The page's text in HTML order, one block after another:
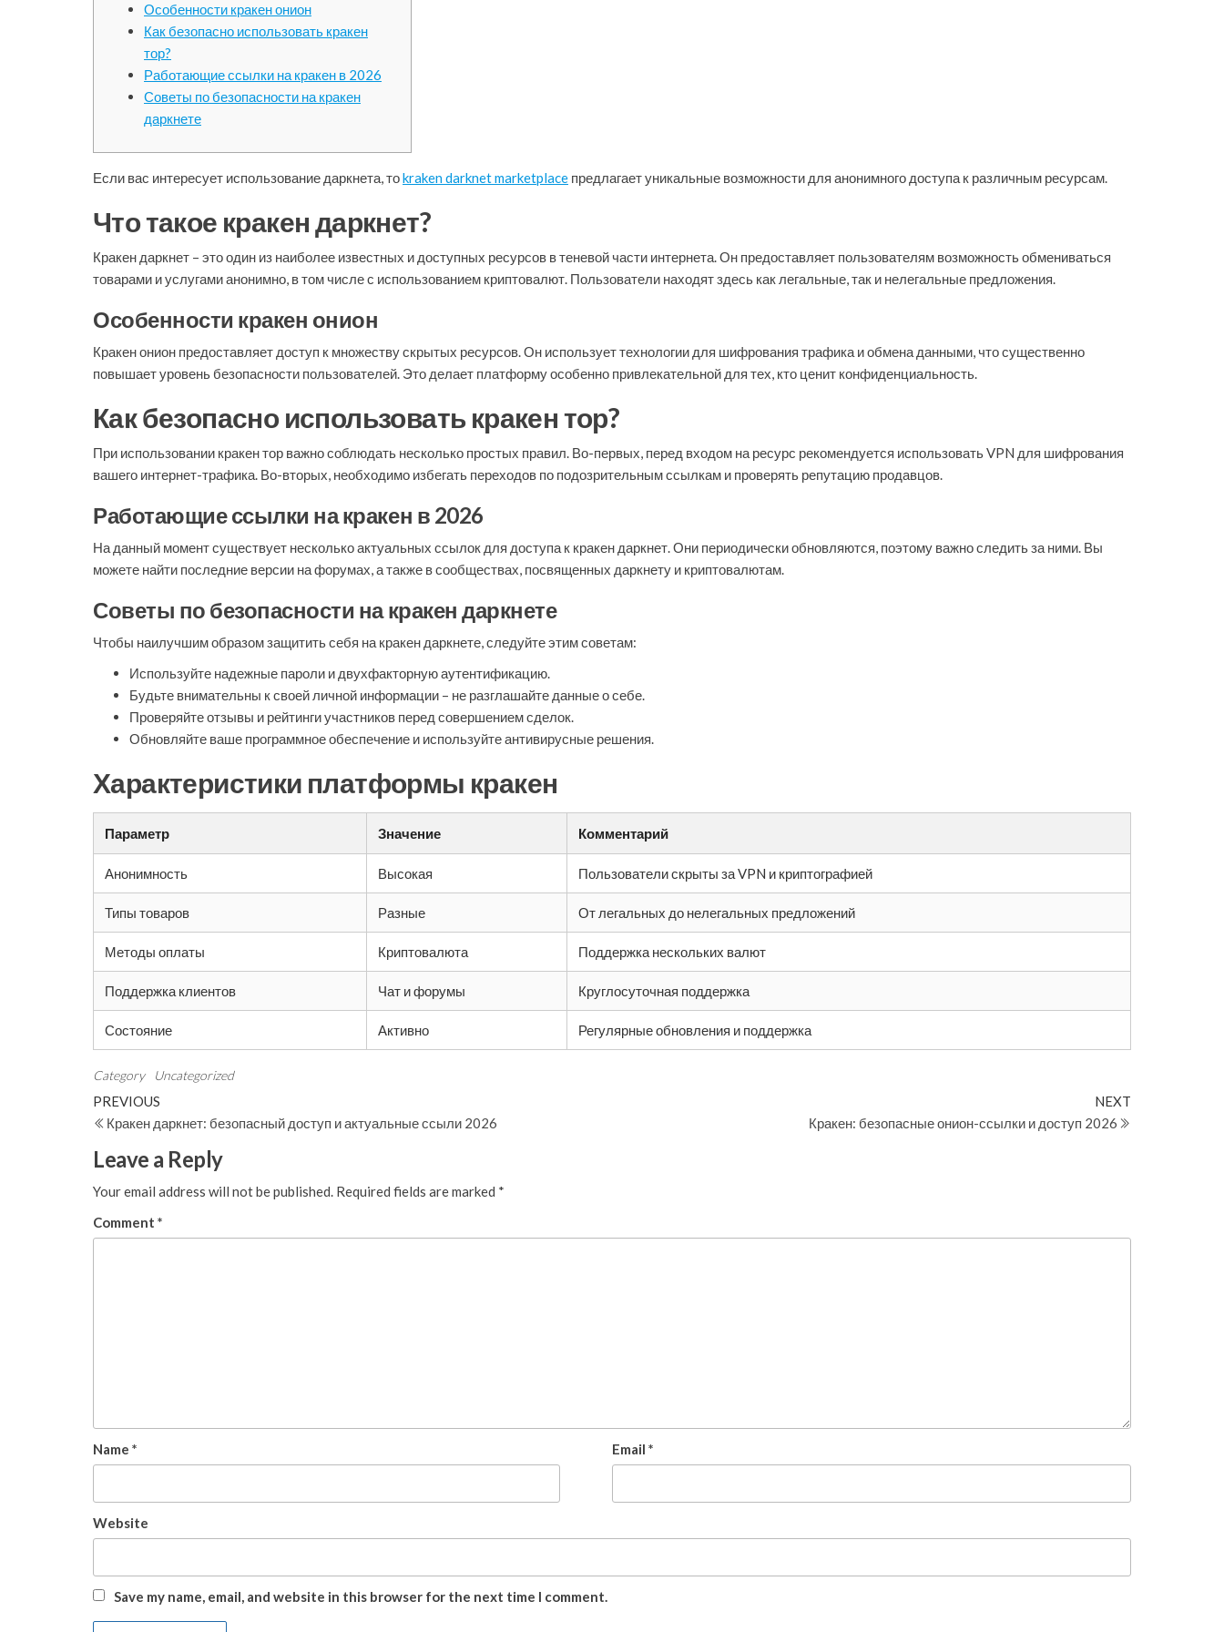
Особенности кракен онион
Как безопасно использовать кракен
тор?
Работающие ссылки на кракен в 2026
Советы по безопасности на кракен
даркнете
Если вас интересует использование даркнета, тоkraken darknet marketplace предлагает уникальные возможности для анонимного доступа к различным ресурсам.
Что такое кракен даркнет?
Кракен даркнет – это один из наиболее известных и доступных ресурсов в теневой части интернета. Он предоставляет пользователям возможность обмениваться
товарами и услугами анонимно, в том числе с использованием криптовалют. Пользователи находят здесь как легальные, так и нелегальные предложения.
Особенности кракен онион
Кракен онион предоставляет доступ к множеству скрытых ресурсов. Он использует технологии для шифрования трафика и обмена данными, что существенно
повышает уровень безопасности пользователей. Это делает платформу особенно привлекательной для тех, кто ценит конфиденциальность.
Как безопасно использовать кракен тор?
При использовании кракен тор важно соблюдать несколько простых правил. Во-первых, перед входом на ресурс рекомендуется использовать VPN для шифрования
вашего интернет-трафика. Во-вторых, необходимо избегать переходов по подозрительным ссылкам и проверять репутацию продавцов.
Работающие ссылки на кракен в 2026
На данный момент существует несколько актуальных ссылок для доступа к кракен даркнет. Они периодически обновляются, поэтому важно следить за ними. Вы
можете найти последние версии на форумах, а также в сообществах, посвященных даркнету и криптовалютам.
Советы по безопасности на кракен даркнете
Чтобы наилучшим образом защитить себя на кракен даркнете, следуйте этим советам:
Используйте надежные пароли и двухфакторную аутентификацию.
Будьте внимательны к своей личной информации – не разглашайте данные о себе.
Проверяйте отзывы и рейтинги участников перед совершением сделок.
Обновляйте ваше программное обеспечение и используйте антивирусные решения.
Характеристики платформы кракен
Параметр Значение Комментарий
Анонимность Высокая Пользователи скрыты за VPN и криптографией
Типы товаров Разные От легальных до нелегальных предложений
Методы оплаты Криптовалюта Поддержка нескольких валют
Поддержка клиентов Чат и форумы Круглосуточная поддержка
Состояние Активно Регулярные обновления и поддержка
Category Uncategorized
Post
navigation
Previous
Post
PREVIOUS
Кракен даркнет: безопасный доступ и актуальные ссыли 2026
NEXT
Кракен: безопасные онион-ссылки и доступ 2026
Leave a Reply
Your email address will not be published. Required fields are marked *
Comment *
Name * Email *
Website
Save my name, email, and website in this browser for the next time I comment.